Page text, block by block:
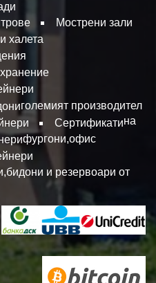
Мострени зали
халета
Сертификати
големият производител
на
фургони,офис
и резервоари от